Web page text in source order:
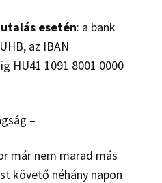
esetén: a bank
az IBAN
HU41 1091 8001 0000
–
már nem marad más
követő néhány napon